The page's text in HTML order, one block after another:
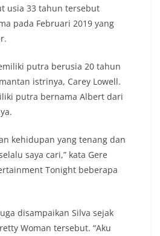
usia 33 tahun tersebut
pada Februari 2019 yang
putra berusia 20 tahun
istrinya, Carey Lowell.
putra bernama Albert dari
kehidupan yang tenang dan
saya cari,” kata Gere
Tonight beberapa
disampaikan Silva sejak
Woman tersebut. “Aku